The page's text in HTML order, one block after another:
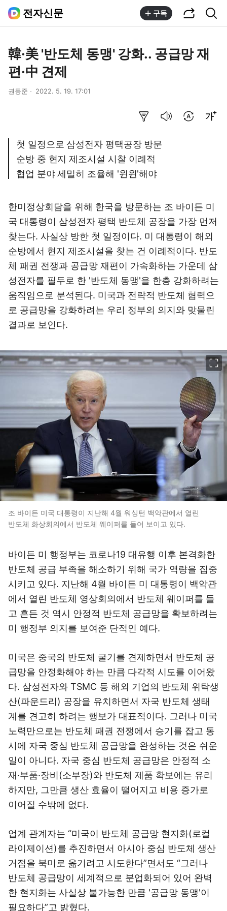
전자신문 구독
韓·美 '반도체 동맹' 강화.. 공급망 재
편·中 견제
권동준 2022. 5. 19. 17:01
첫 일정으로 삼성전자 평택공장 방문
순방 중 현지 제조시설 시찰 이례적
협업 분야 세밀히 조율해 '윈윈'해야
한미정상회담을 위해 한국을 방문하는 조 바이든 미
국 대통령이 삼성전자 평택 반도체 공장을 가장 먼저
찾는다. 사실상 방한 첫 일정이다. 미 대통령이 해외
순방에서 현지 제조시설을 찾는 건 이례적이다. 반도
체 패권 전쟁과 공급망 재편이 가속화하는 가운데 삼
성전자를 필두로 한 '반도체 동맹'을 한층 강화하려는
움직임으로 분석된다. 미국과 전략적 반도체 협력으
로 공급망을 강화하려는 우리 정부의 의지와 맞물린
결과로 보인다.
조 바이든 미국 대통령이 지난해 4월 워싱턴 백악관에서 열린
반도체 화상회의에서 반도체 웨이퍼를 들어 보이고 있다.
바이든 미 행정부는 코로나19 대유행 이후 본격화한
반도체 공급 부족을 해소하기 위해 국가 역량을 집중
시키고 있다. 지난해 4월 바이든 미 대통령이 백악관
에서 열린 반도체 영상회의에서 반도체 웨이퍼를 들
고 흔든 것 역시 안정적 반도체 공급망을 확보하려는
미 행정부 의지를 보여준 단적인 예다.
미국은 중국의 반도체 굴기를 견제하면서 반도체 공
급망을 안정화해야 하는 만큼 다각적 시도를 이어왔
다. 삼성전자와 TSMC 등 해외 기업의 반도체 위탁생
산(파운드리) 공장을 유치하면서 자국 반도체 생태
계를 견고히 하려는 행보가 대표적이다. 그러나 미국
노력만으로는 반도체 패권 전쟁에서 승기를 잡고 동
시에 자국 중심 반도체 공급망을 완성하는 것은 쉬운
일이 아니다. 자국 중심 반도체 공급망은 안정적 소
재·부품·장비(소부장)와 반도체 제품 확보에는 유리
하지만, 그만큼 생산 효율이 떨어지고 비용 증가로
이어질 수밖에 없다.
업계 관계자는 “미국이 반도체 공급망 현지화(로컬
라이제이션)를 추진하면서 아시아 중심 반도체 생산
거점을 북미로 옮기려고 시도한다”면서도 “그러나
반도체 공급망이 세계적으로 분업화되어 있어 완벽
한 현지화는 사실상 불가능한 만큼 '공급망 동맹'이
필요하다”고 밝혔다.